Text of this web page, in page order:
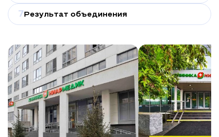
7 Результат объединения